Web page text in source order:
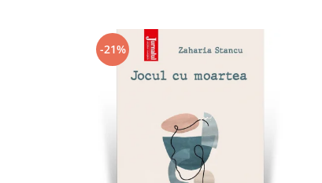
-21%